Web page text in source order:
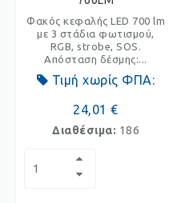
Φακός κεφαλής LED 700 lm
με 3 στάδια φωτισμού,
RGB, strobe, SOS.
Aπόσταση δέσμης:...
Τιμή χωρίς ΦΠΑ:
24,01 €
Διαθέσιμα: 186